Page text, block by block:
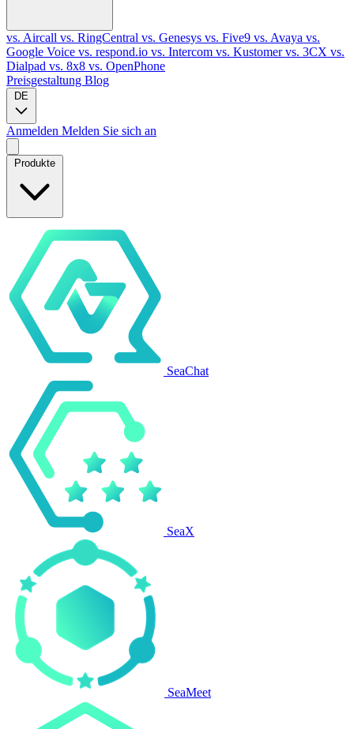
vs. Aircall vs. RingCentral vs. Genesys vs. Five9 vs. Avaya vs.
Google Voice vs. respond.io vs. Intercom vs. Kustomervs. 3CX vs.
Dialpad vs. 8x8 vs. OpenPhone
Preisgestaltung Blog
DE
Anmelden Melden Sie sich an
Produkte
SeaChat
SeaX
SeaMeet